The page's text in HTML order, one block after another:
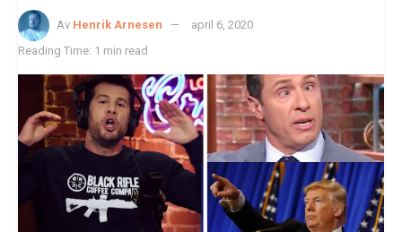
Av Henrik Arnesen
april 6, 2020
Reading Time: 1 min read